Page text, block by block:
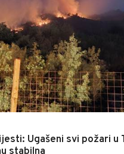
Ugašeni svi požari u